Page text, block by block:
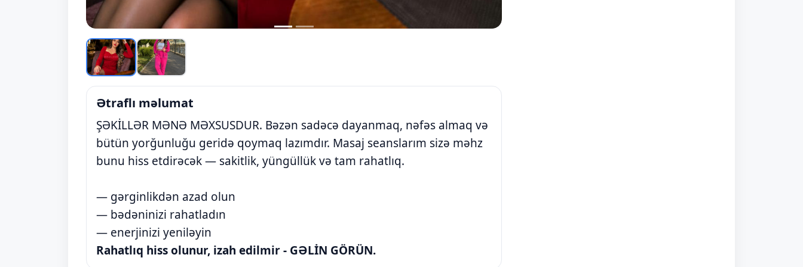
Ətraflı məlumat
ŞƏKİLLƏR MƏNƏ MƏXSUSDUR. Bəzən sadəcə dayanmaq, nəfəs almaq və
bütün yorğunluğu geridə qoymaq lazımdır. Masaj seanslarım sizə məhz
bunu hiss etdirəcək — sakitlik, yüngüllük və tam rahatlıq.
— gərginlikdən azad olun
— bədəninizi rahatladın
— enerjinizi yeniləyin
Rahatlıq hiss olunur, izah edilmir - GƏLİN GÖRÜN.